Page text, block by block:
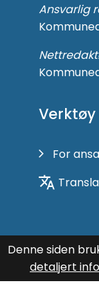
Ansvarlig
Verktøy
For
Denne siden
detaljert